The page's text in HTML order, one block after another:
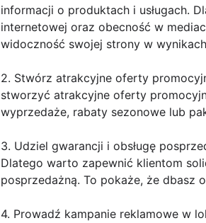
informacji o produktach i usługach.
internetowej oraz obecność w
widoczność swojej strony w
2. Stwórz atrakcyjne oferty
stworzyć atrakcyjne oferty
wyprzedaże, rabaty sezonowe lub
3. Udziel gwarancji i obsługę
Dlatego warto zapewnić klientom
posprzedażną. To pokaże, że dbasz
4. Prowadź kampanie reklamowe w